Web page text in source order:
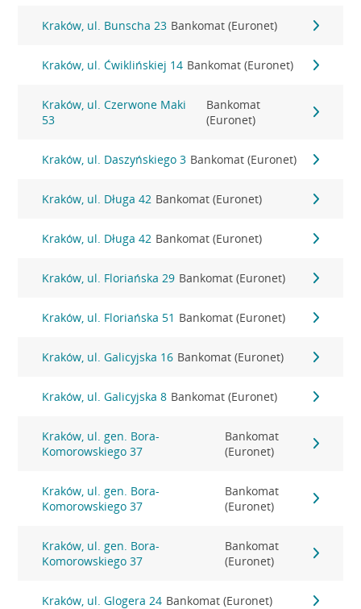
Kraków, ul. Bunscha 23 Bankomat (Euronet)
Kraków, ul. Ćwiklińskiej 14 Bankomat (Euronet)
Kraków, ul. Czerwone Maki
53
Bankomat
(Euronet)
Kraków, ul. Daszyńskiego 3 Bankomat (Euronet)
Kraków, ul. Długa 42 Bankomat (Euronet)
Kraków, ul. Długa 42 Bankomat (Euronet)
Kraków, ul. Floriańska 29 Bankomat (Euronet)
Kraków, ul. Floriańska 51 Bankomat (Euronet)
Kraków, ul. Galicyjska 16 Bankomat (Euronet)
Kraków, ul. Galicyjska 8 Bankomat (Euronet)
Kraków, ul. gen. Bora-
Komorowskiego 37
Bankomat
(Euronet)
Kraków, ul. gen. Bora-
Komorowskiego 37
Bankomat
(Euronet)
Kraków, ul. gen. Bora-
Komorowskiego 37
Bankomat
(Euronet)
Kraków, ul. Glogera 24 Bankomat (Euronet)